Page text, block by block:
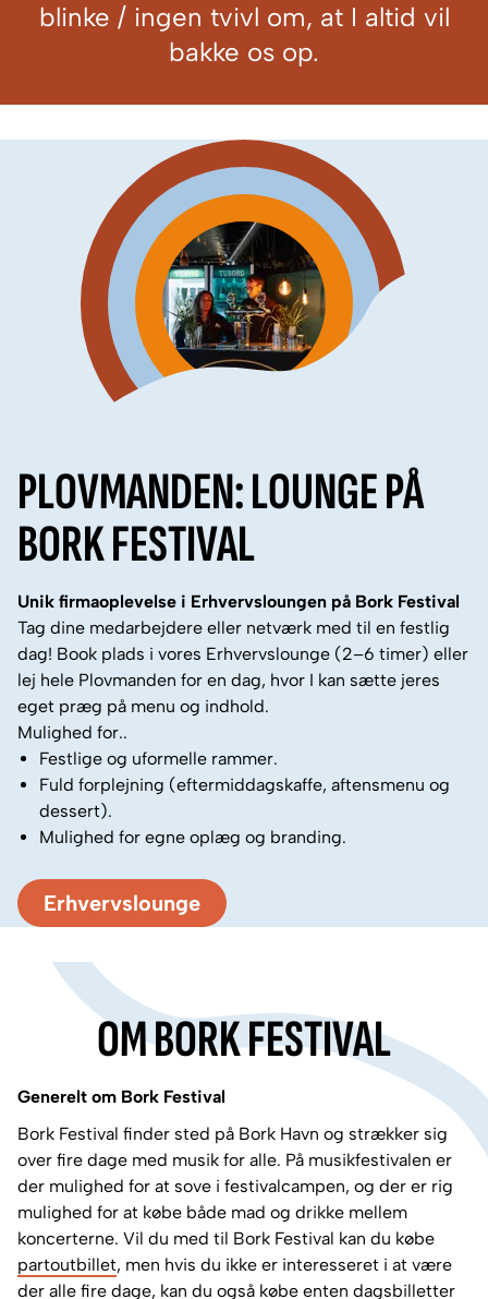
blinke / ingen tvivl om, at I altid vil
bakke os op.
PLOVMANDEN: LOUNGE PÅ
BORK FESTIVAL
Unik firmaoplevelse i Erhvervsloungen på Bork Festival
Tag dine medarbejdere eller netværk med til en festlig
dag! Book plads i vores Erhvervslounge (2–6 timer) eller
lej hele Plovmanden for en dag, hvor I kan sætte jeres
eget præg på menu og indhold.
Mulighed for..
Festlige og uformelle rammer.
Fuld forplejning (eftermiddagskaffe, aftensmenu og
dessert).
Mulighed for egne oplæg og branding.
Erhvervslounge
OM BORK FESTIVAL
Generelt om Bork Festival
Bork Festival finder sted på Bork Havn og strækker sig
over fire dage med musik for alle. På musikfestivalen er
der mulighed for at sove i festivalcampen, og der er rig
mulighed for at købe både mad og drikke mellem
koncerterne. Vil du med til Bork Festival kan du købe
partoutbillet, men hvis du ikke er interesseret i at være
der alle fire dage, kan du også købe enten dagsbilletter